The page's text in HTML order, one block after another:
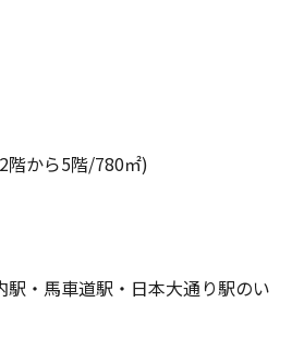
階から5階/780㎡)
・馬車道駅・日本大通り駅のい